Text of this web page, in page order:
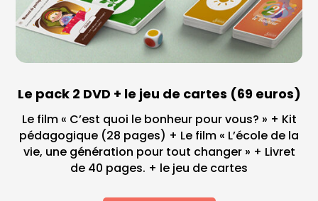
Le pack 2 DVD + le jeu de cartes (69 euros)
Le film « C’est quoi le bonheur pour vous? » + Kit
pédagogique (28 pages) + Le film « L’école de la
vie, une génération pour tout changer » + Livret
de 40 pages. + le jeu de cartes